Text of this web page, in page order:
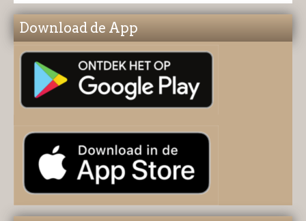
Download de App